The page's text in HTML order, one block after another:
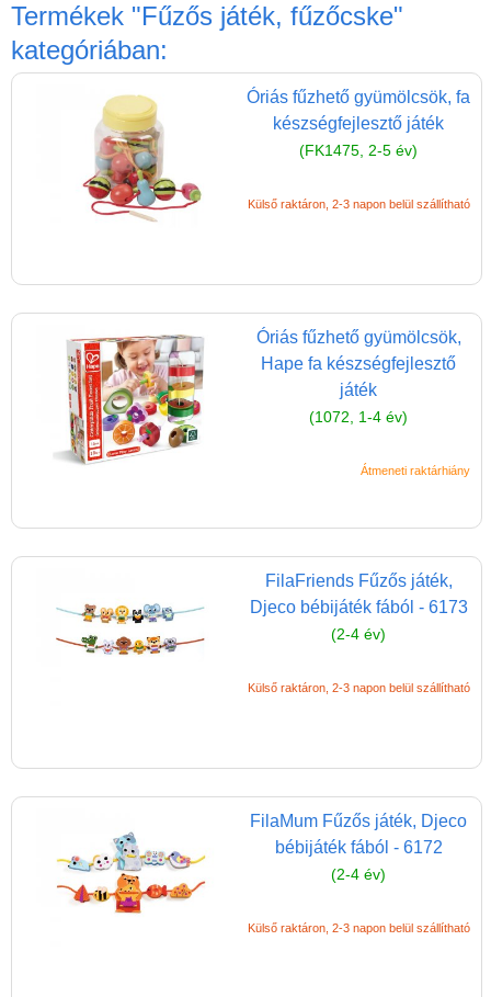
Termékek "Fűzős játék, fűzőcske"
kategóriában:
Óriás fűzhető gyümölcsök, fa
készségfejlesztő játék
(FK1475, 2-5 év)
Külső raktáron, 2-3 napon belül szállítható
Óriás fűzhető gyümölcsök,
Hape fa készségfejlesztő
játék
(1072, 1-4 év)
Átmeneti raktárhiány
FilaFriends Fűzős játék,
Djeco bébijáték fából - 6173
(2-4 év)
Külső raktáron, 2-3 napon belül szállítható
FilaMum Fűzős játék, Djeco
bébijáték fából - 6172
(2-4 év)
Külső raktáron, 2-3 napon belül szállítható
Fajátékok
Futóbiciklik, rollerek
Gyerekszoba
Djeco kreatív játékok
Papír írószer, kreatív
eszközök, rajzeszközök
Kreatív játékok
Bársony színező
Akvarell festmények
Ékszerkészítő játékok
Flitteres képkészítő
Fűzős játék,